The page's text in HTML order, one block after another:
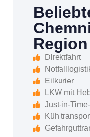
Region
Direktfahrt
Eilkurier
LKW mit
Just-in-